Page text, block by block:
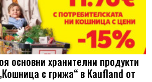
основни хранителни продукти
с грижа“ в Kaufland от